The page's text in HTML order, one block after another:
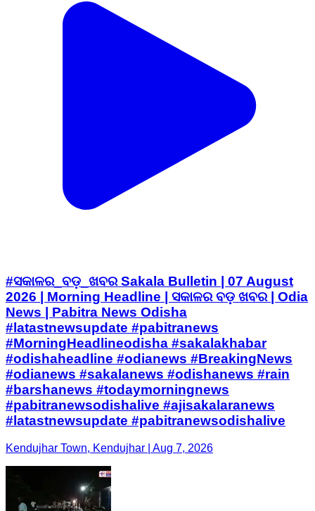
#ସକାଳର_ବଡ଼_ଖବର Sakala Bulletin | 07 August
2026 | Morning Headline | ସକାଳର ବଡ଼ ଖବର | Odia
News | Pabitra News Odisha
#latastnewsupdate #pabitranews
#MorningHeadlineodisha #sakalakhabar
#odishaheadline #odianews #BreakingNews
#odianews #sakalanews #odishanews #rain
#barshanews #todaymorningnews
#pabitranewsodishalive #ajisakalaranews
#latastnewsupdate #pabitranewsodishalive
Kendujhar Town, Kendujhar | Aug 7, 2026